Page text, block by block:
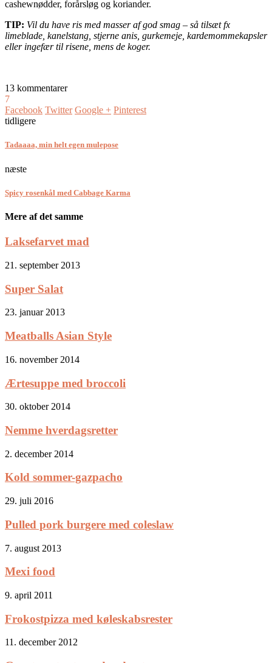
cashewnødder, forårsløg og koriander.
TIP: Vil du have ris med masser af god smag – så tilsæt fx
limeblade, kanelstang, stjerne­ anis, gurkemeje, kardemommekapsler
eller ingefær til risene, mens de koger.
13 kommentarer
7
Facebook Twitter Google + Pinterest
tidligere
Tadaaaa, min helt egen mulepose
næste
Spicy rosenkål med Cabbage Karma
Mere af det samme
Laksefarvet mad
21. september 2013
Super Salat
23. januar 2013
Meatballs Asian Style
16. november 2014
Ærtesuppe med broccoli
30. oktober 2014
Nemme hverdagsretter
2. december 2014
Kold sommer-gazpacho
29. juli 2016
Pulled pork burgere med coleslaw
7. august 2013
Mexi food
9. april 2011
Frokostpizza med køleskabsrester
11. december 2012